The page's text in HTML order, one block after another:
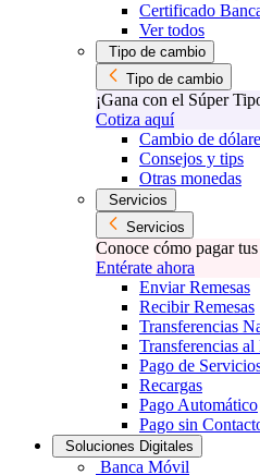
Certificado
Ver todos
Tipo de cambio
Tipo de cambio
¡Gana con el Súper
Cotiza aquí
Cambio de
Consejos y tips
Otras monedas
Servicios
Servicios
Conoce cómo pagar
Entérate ahora
Enviar Remesas
Recibir Remesas
Transferencias
Transferencias
Pago de
Recargas
Pago Automático
Pago sin
Soluciones Digitales
Banca Móvil